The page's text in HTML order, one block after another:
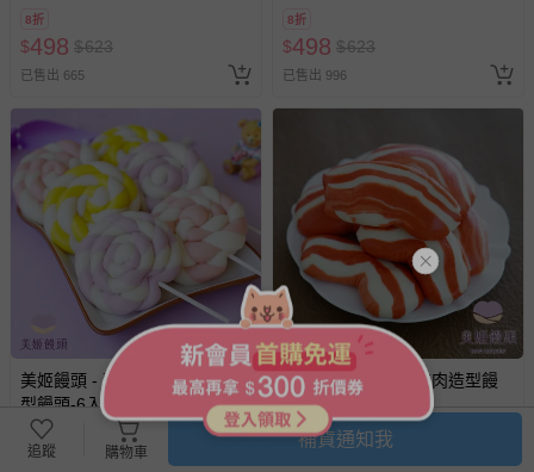
8折
$498 $623
已售出 665
8折
$498 $623
已售出 996
美姬饅頭 - 彩虹棒棒糖鮮乳造
型饅頭-6入-40g±5g/顆
美姬饅頭 - 全素五花肉造型饅
頭-40g*6顆
8折
追蹤 購物車
補貨通知我